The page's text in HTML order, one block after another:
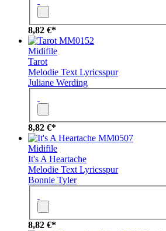
8,82 €*
MM0152
Midifile
Tarot
Melodie Text Lyricsspur
Juliane Werding
8,82 €*
MM0507
Midifile
It's A Heartache
Melodie Text Lyricsspur
Bonnie Tyler
8,82 €*